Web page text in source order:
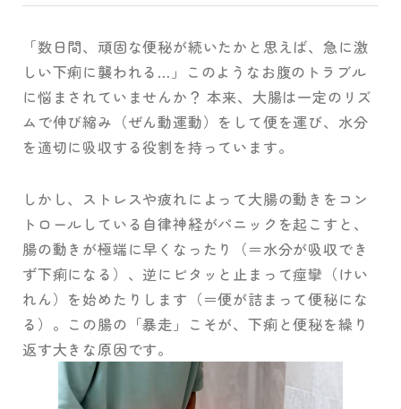
「数日間、頑固な便秘が続いたかと思えば、急に激
しい下痢に襲われる…」このようなお腹のトラブル
に悩まされていませんか？ 本来、大腸は一定のリズ
ムで伸び縮み（ぜん動運動）をして便を運び、水分
を適切に吸収する役割を持っています。
しかし、ストレスや疲れによって大腸の動きをコン
トロールしている自律神経がパニックを起こすと、
腸の動きが極端に早くなったり（＝水分が吸収でき
ず下痢になる）、逆にピタッと止まって痙攣（けい
れん）を始めたりします（＝便が詰まって便秘にな
る）。この腸の「暴走」こそが、下痢と便秘を繰り
返す大きな原因です。